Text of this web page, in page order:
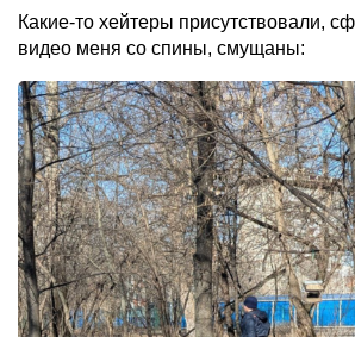
Какие-то хейтеры присутствовали,
видео меня со спины, смущаны: